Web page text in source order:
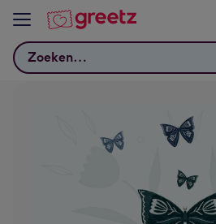
Bekijk meer
Zoeken